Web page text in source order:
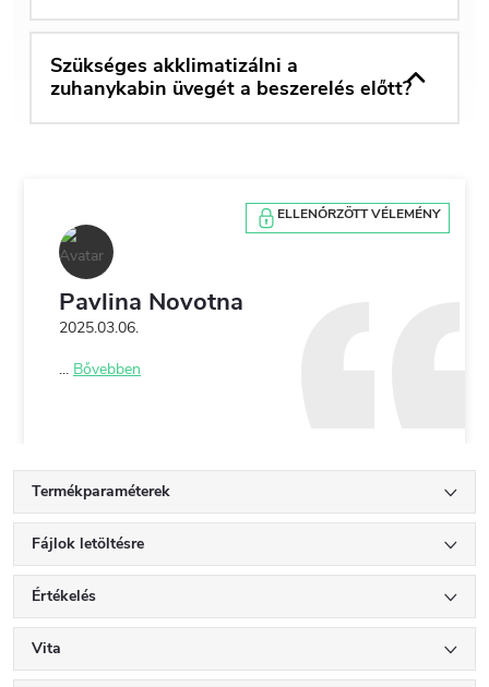
Szükséges akklimatizálni a
zuhanykabin üvegét a beszerelés előtt?
Pavlina Novotna
2025.03.06.
ELLENŐRZÖTT VÉLEMÉNY
... Bővebben
Termékparaméterek
Fájlok letöltésre
Értékelés
Vita